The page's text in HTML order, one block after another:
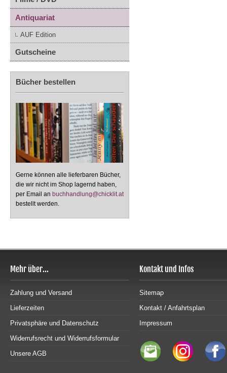
Antiquariat
AUF Edition
Gutscheine
Bücher bestellen
Gerne können alle lieferbaren Bücher,
die wir nicht im Shop lagernd haben,
per Email an buchhandlung@chicklit.at
bestellt werden.
Mehr über...
Zahlung und Versand
Lieferzeiten
Privatsphäre und Datenschutz
Widerrufsrecht und Widerrufsformular
Unsere AGB
Kontakt und Infos
Sitemap
Kontakt / Anfahrtsplan
Impressum